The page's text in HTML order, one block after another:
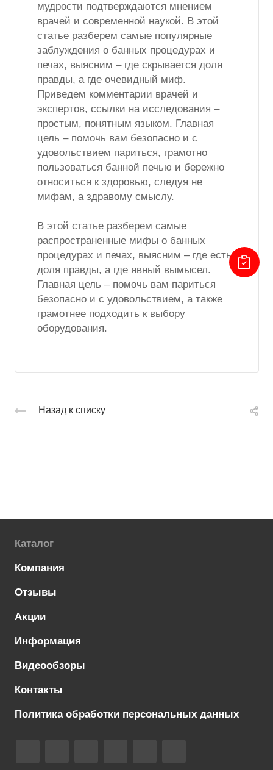
мудрости подтверждаются мнением
врачей и современной наукой. В этой
статье разберем самые популярные
заблуждения о банных процедурах и
печах, выясним – где скрывается доля
правды, а где очевидный миф.
Приведем комментарии врачей и
экспертов, ссылки на исследования –
простым, понятным языком. Главная
цель – помочь вам безопасно и с
удовольствием париться, грамотно
пользоваться банной печью и бережно
относиться к здоровью, следуя не
мифам, а здравому смыслу.
В этой статье разберем самые
распространенные мифы о банных
процедурах и печах, выясним – где есть
доля правды, а где явный вымысел.
Главная цель – помочь вам париться
безопасно и с удовольствием, а также
грамотнее подходить к выбору
оборудования.
Назад к списку
Каталог
Компания
Отзывы
Акции
Информация
Видеообзоры
Контакты
Политика обработки персональных данных